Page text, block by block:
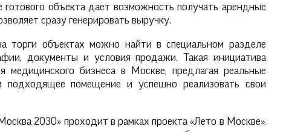
объекта дает возможность получать арендные
сразу генерировать выручку.
объектах можно найти в специальном разделе
документы и условия продажи. Такая инициатива
медицинского бизнеса в Москве, предлагая реальные
подходящее помещение и успешно реализовать свои
2030» проходит в рамках проекта «Лето в Москве».